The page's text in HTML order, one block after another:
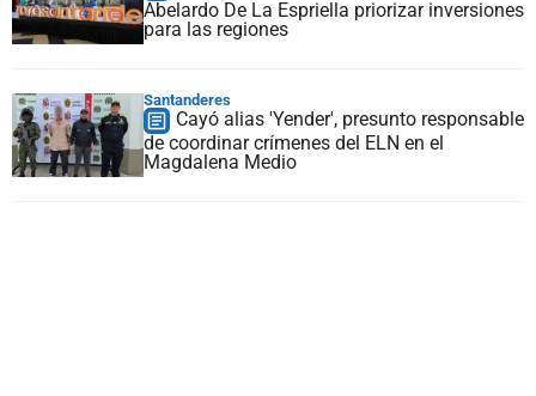
Abelardo De La Espriella priorizar inversiones
para las regiones
Santanderes
Cayó alias 'Yender', presunto responsable
de coordinar crímenes del ELN en el
Magdalena Medio